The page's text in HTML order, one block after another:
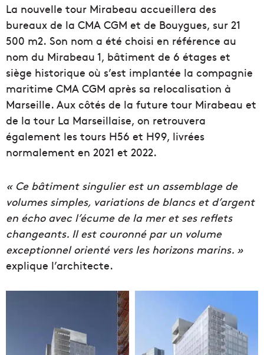
La nouvelle tour Mirabeau accueillera des
bureaux de la CMA CGM et de Bouygues, sur 21
500 m2. Son nom a été choisi en référence au
nom du Mirabeau 1, bâtiment de 6 étages et
siège historique où s’est implantée la compagnie
maritime CMA CGM après sa relocalisation à
Marseille. Aux côtés de la future tour Mirabeau et
de la tour La Marseillaise, on retrouvera
également les tours H56 et H99, livrées
normalement en 2021 et 2022.
« Ce bâtiment singulier est un assemblage de
volumes simples, variations de blancs et d’argent
en écho avec l’écume de la mer et ses reflets
changeants. Il est couronné par un volume
exceptionnel orienté vers les horizons marins. »
explique l’architecte.